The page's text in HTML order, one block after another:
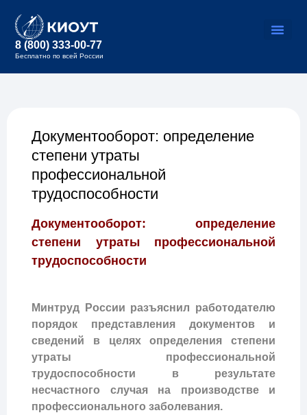
8 (800) 333-00-77
Бесплатно по всей России
Документооборот: определение
степени утраты
профессиональной
трудоспособности
Документооборот: определение
степени утраты профессиональной
трудоспособности
Минтруд России разъяснил работодателю
порядок представления документов и
сведений в целях определения степени
утраты профессиональной
трудоспособности в результате
несчастного случая на производстве и
профессионального заболевания.